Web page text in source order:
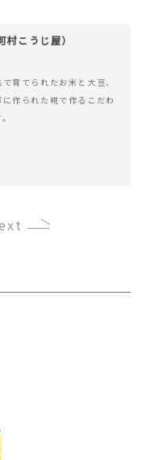
こうじ屋）
育てられたお米と大豆、
作られた糀で作るこだわ